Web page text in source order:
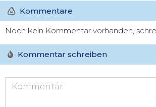
Kommentare
Noch kein Kommentar vorhanden,
Kommentar schreiben